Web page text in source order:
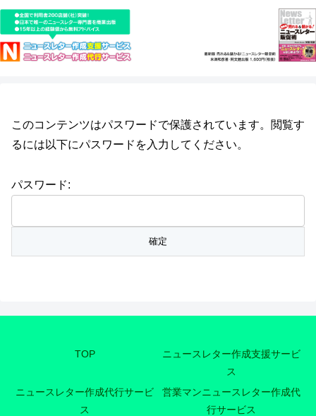
このコンテンツはパスワードで保護されています。閲覧す
るには以下にパスワードを入力してください。
パスワード:
TOP
ニュースレター作成支援サービ
ス
ニュースレター作成代行サービ
ス
営業マンニュースレター作成代
行サービス